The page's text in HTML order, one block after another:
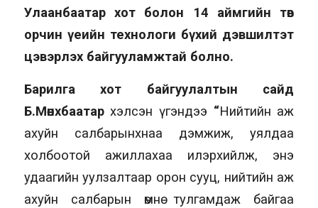
Улаанбаатар хот болон 14 аймгийн төв
орчин үеийн технологи бүхий дэвшилтэт
цэвэрлэх байгууламжтай болно.
Барилга хот байгуулалтын сайд
Б.Мөнхбаатархэлсэн үгэндээ “Нийтийн аж
ахуйн салбарынхнаа дэмжиж, уялдаа
холбоотой ажиллахаа илэрхийлж, энэ
удаагийн уулзалтаар орон сууц, нийтийн аж
ахуйн салбарын өмнө тулгамдаж байгаа